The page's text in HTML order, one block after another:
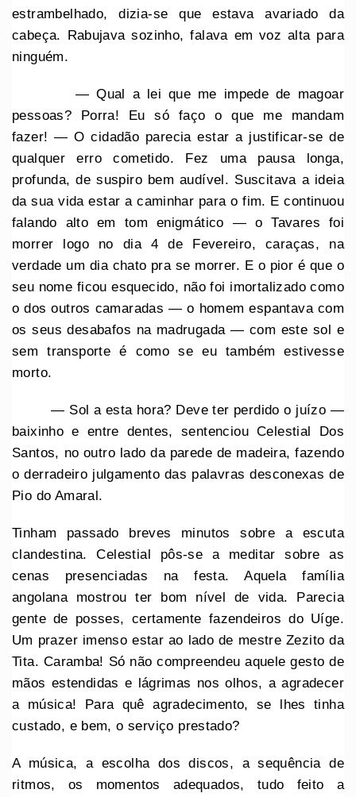
estrambelhado, dizia-se que estava avariado da
cabeça. Rabujava sozinho, falava em voz alta para
ninguém.
— Qual a lei que me impede de magoar
pessoas? Porra! Eu só faço o que me mandam
fazer! — O cidadão parecia estar a justificar-se de
qualquer erro cometido. Fez uma pausa longa,
profunda, de suspiro bem audível. Suscitava a ideia
da sua vida estar a caminhar para o fim. E continuou
falando alto em tom enigmático — o Tavares foi
morrer logo no dia 4 de Fevereiro, caraças, na
verdade um dia chato pra se morrer. E o pior é que o
seu nome ficou esquecido, não foi imortalizado como
o dos outros camaradas — o homem espantava com
os seus desabafos na madrugada — com este sol e
sem transporte é como se eu também estivesse
morto.
— Sol a esta hora? Deve ter perdido o juízo —
baixinho e entre dentes, sentenciou Celestial Dos
Santos, no outro lado da parede de madeira, fazendo
o derradeiro julgamento das palavras desconexas de
Pio do Amaral.
Tinham passado breves minutos sobre a escuta
clandestina. Celestial pôs-se a meditar sobre as
cenas presenciadas na festa. Aquela família
angolana mostrou ter bom nível de vida. Parecia
gente de posses, certamente fazendeiros do Uíge.
Um prazer imenso estar ao lado de mestre Zezito da
Tita. Caramba! Só não compreendeu aquele gesto de
mãos estendidas e lágrimas nos olhos, a agradecer
a música! Para quê agradecimento, se lhes tinha
custado, e bem, o serviço prestado?
A música, a escolha dos discos, a sequência de
ritmos, os momentos adequados, tudo feito a